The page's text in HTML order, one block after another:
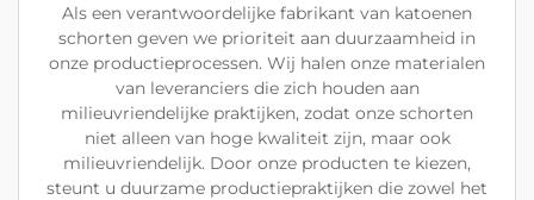
Als een verantwoordelijke fabrikant van katoenen
schorten geven we prioriteit aan duurzaamheid in
onze productieprocessen. Wij halen onze materialen
van leveranciers die zich houden aan
milieuvriendelijke praktijken, zodat onze schorten
niet alleen van hoge kwaliteit zijn, maar ook
milieuvriendelijk. Door onze producten te kiezen,
steunt u duurzame productiepraktijken die zowel het